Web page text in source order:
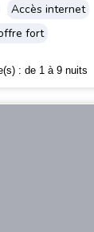
Accès internet
fort
: de 1 à 9 nuits